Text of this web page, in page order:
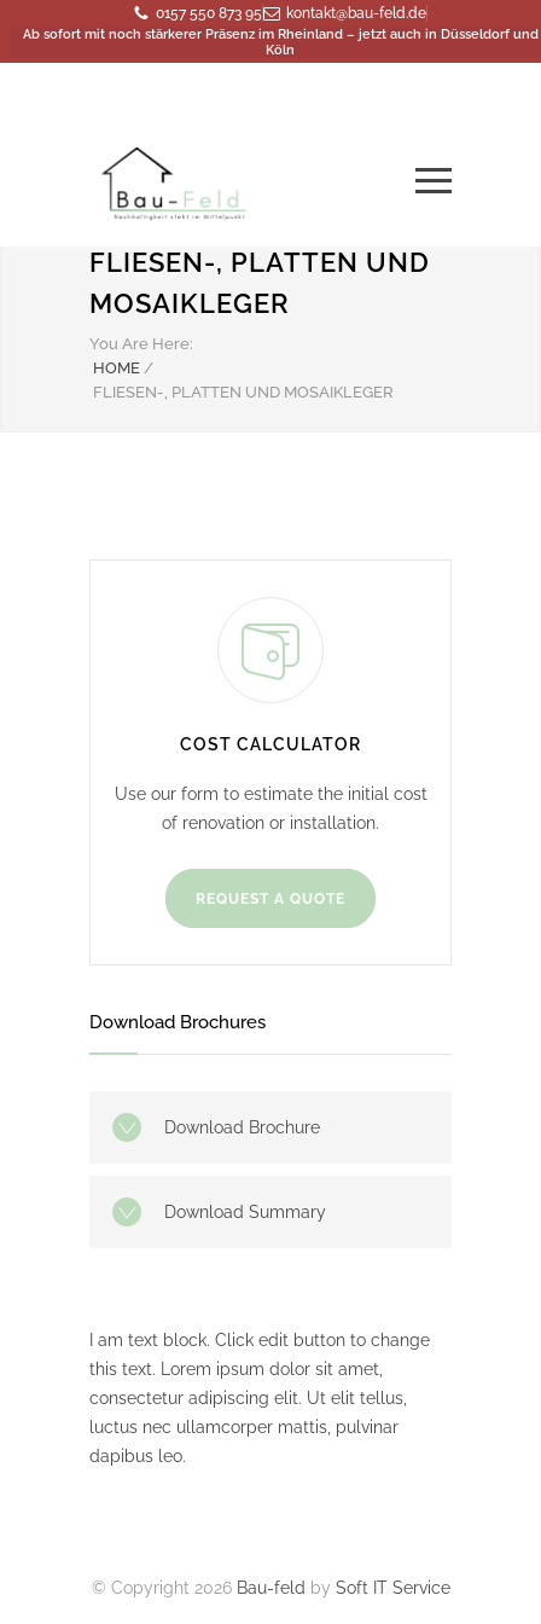
0157 550 873 95 kontakt@bau-feld.de
Ab sofort mit noch stärkerer Präsenz im Rheinland – jetzt auch in Düsseldorf und
Köln
FLIESEN-, PLATTEN UND
MOSAIKLEGER
You Are Here:
HOME /
FLIESEN-, PLATTEN UND MOSAIKLEGER
COST CALCULATOR
Use our form to estimate the initial cost
of renovation or installation.
REQUEST A QUOTE
Download Brochures
Download Brochure
Download Summary
I am text block. Click edit button to change
this text. Lorem ipsum dolor sit amet,
consectetur adipiscing elit. Ut elit tellus,
luctus nec ullamcorper mattis, pulvinar
dapibus leo.
© Copyright 2026 Bau-feld by Soft IT Service